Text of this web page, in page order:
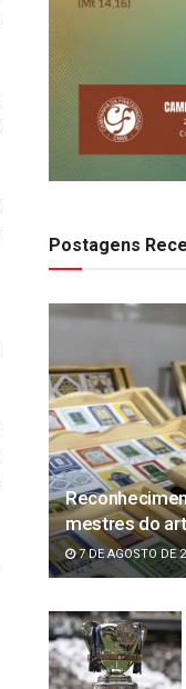
Postagens
mestres do
7 DE AGOSTO DE